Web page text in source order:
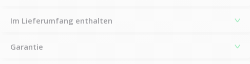
Im Lieferumfang enthalten
Garantie